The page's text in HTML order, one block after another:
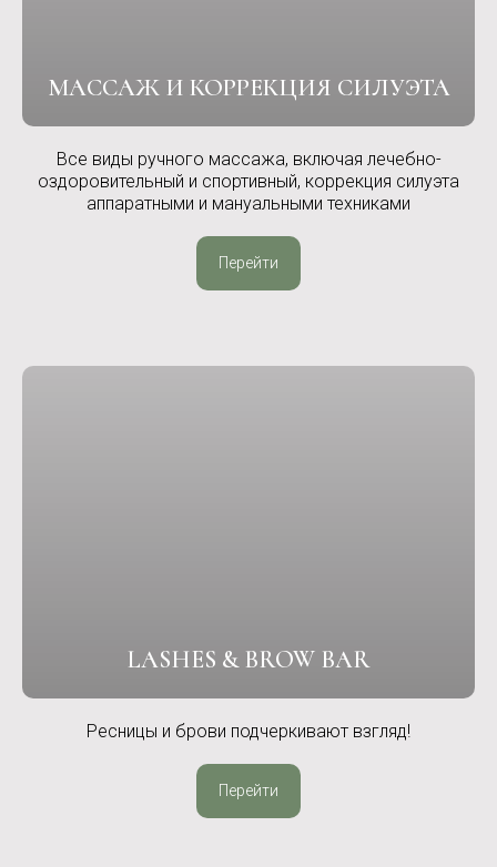
МАССАЖ И КОРРЕКЦИЯ СИЛУЭТА
Все виды ручного массажа, включая лечебно-
оздоровительный и спортивный, коррекция силуэта
аппаратными и мануальными техниками
Перейти
LASHES & BROW BAR
Ресницы и брови подчеркивают взгляд!
Перейти